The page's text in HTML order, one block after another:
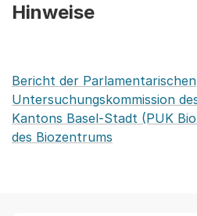
Hinweise
Bericht der Parlamentarischen
Untersuchungskommission
Kantons Basel-Stadt (PUK
des Biozentrums